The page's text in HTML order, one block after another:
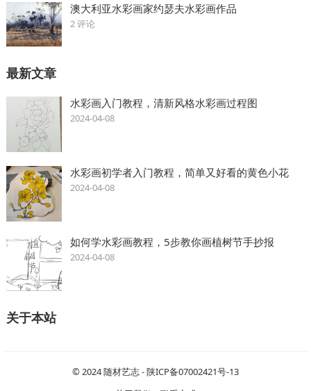
澳大利亚水彩画家约瑟夫水彩画作品
2 评论
最新文章
水彩画入门教程，清新风格水彩画过程图
2024-04-08
水彩画初学者入门教程，简单又好看的黄色小花
2024-04-08
如何学水彩画教程，5步教你画植树节手抄报
2024-04-08
关于本站
© 2024随材艺志-陕ICP备07002421号-13